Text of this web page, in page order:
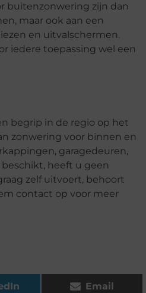
buitenzonwering zijn dan
maar ook aan een
en uitvalschermen.
iedere toepassing wel een
begrip in de regio op het
zonwering voor binnen en
garagedeuren,
heeft u geen
zelf uitvoert, behoort
contact op voor meer
Email